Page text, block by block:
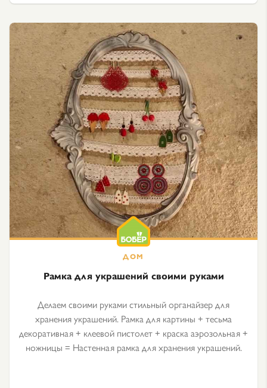
Рамка для украшений своими руками
Делаем своими руками стильный органайзер для
хранения украшений. Рамка для картины + тесьма
декоративная + клеевой пистолет + краска аэрозольная +
ножницы = Настенная рамка для хранения украшений.